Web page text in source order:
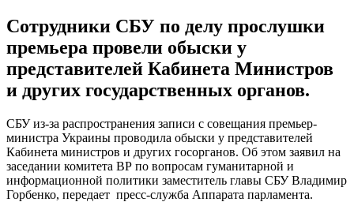
Сотрудники СБУ по делу прослушки
премьера провели обыски у
представителей Кабинета Министров
и других государственных органов.
СБУ из-за распространения записи с совещания премьер-
министра Украины проводила обыски у представителей
Кабинета министров и других госорганов. Об этом заявил на
заседании комитета ВР по вопросам гуманитарной и
информационной политики заместитель главы СБУ Владимир
Горбенко, передает пресс-служба Аппарата парламента.